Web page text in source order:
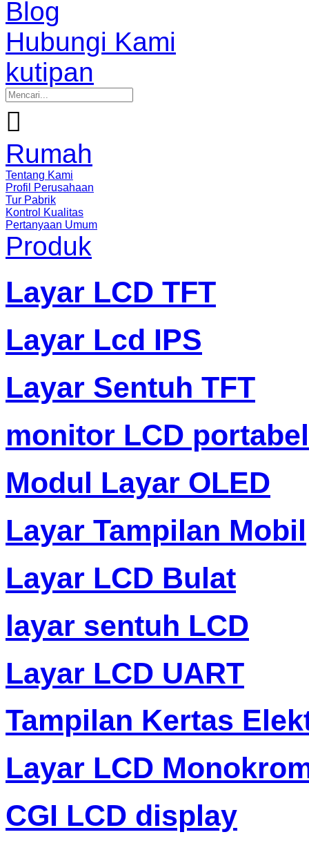
Blog
Hubungi Kami
kutipan

Rumah
Tentang Kami
Profil Perusahaan
Tur Pabrik
Kontrol Kualitas
Pertanyaan Umum
Produk
Layar LCD TFT
Layar Lcd IPS
Layar Sentuh TFT
monitor LCD portabel
Modul Layar OLED
Layar Tampilan Mobil
Layar LCD Bulat
layar sentuh LCD
Layar LCD UART
Tampilan Kertas
Layar LCD
CGI LCD display